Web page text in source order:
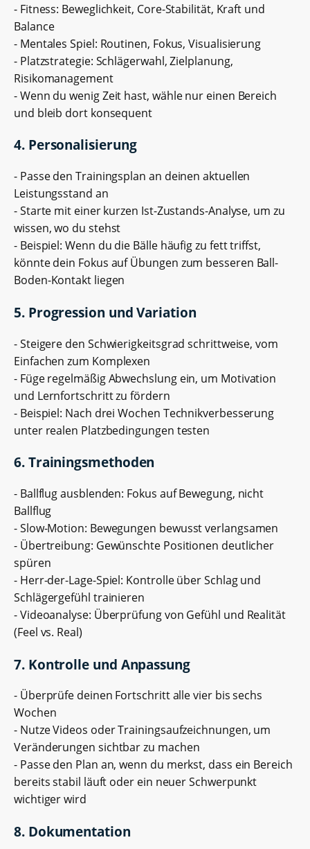
- Fitness: Beweglichkeit, Core-Stabilität, Kraft und
Balance
- Mentales Spiel: Routinen, Fokus, Visualisierung
- Platzstrategie: Schlägerwahl, Zielplanung,
Risikomanagement
- Wenn du wenig Zeit hast, wähle nur einen Bereich
und bleib dort konsequent
4. Personalisierung
- Passe den Trainingsplan an deinen aktuellen
Leistungsstand an
- Starte mit einer kurzen Ist-Zustands-Analyse, um zu
wissen, wo du stehst
- Beispiel: Wenn du die Bälle häufig zu fett triffst,
könnte dein Fokus auf Übungen zum besseren Ball-
Boden-Kontakt liegen
5. Progression und Variation
- Steigere den Schwierigkeitsgrad schrittweise, vom
Einfachen zum Komplexen
- Füge regelmäßig Abwechslung ein, um Motivation
und Lernfortschritt zu fördern
- Beispiel: Nach drei Wochen Technikverbesserung
unter realen Platzbedingungen testen
6. Trainingsmethoden
- Ballflug ausblenden: Fokus auf Bewegung, nicht
Ballflug
- Slow-Motion: Bewegungen bewusst verlangsamen
- Übertreibung: Gewünschte Positionen deutlicher
spüren
- Herr-der-Lage-Spiel: Kontrolle über Schlag und
Schlägergefühl trainieren
- Videoanalyse: Überprüfung von Gefühl und Realität
(Feel vs. Real)
7. Kontrolle und Anpassung
- Überprüfe deinen Fortschritt alle vier bis sechs
Wochen
- Nutze Videos oder Trainingsaufzeichnungen, um
Veränderungen sichtbar zu machen
- Passe den Plan an, wenn du merkst, dass ein Bereich
bereits stabil läuft oder ein neuer Schwerpunkt
wichtiger wird
8. Dokumentation